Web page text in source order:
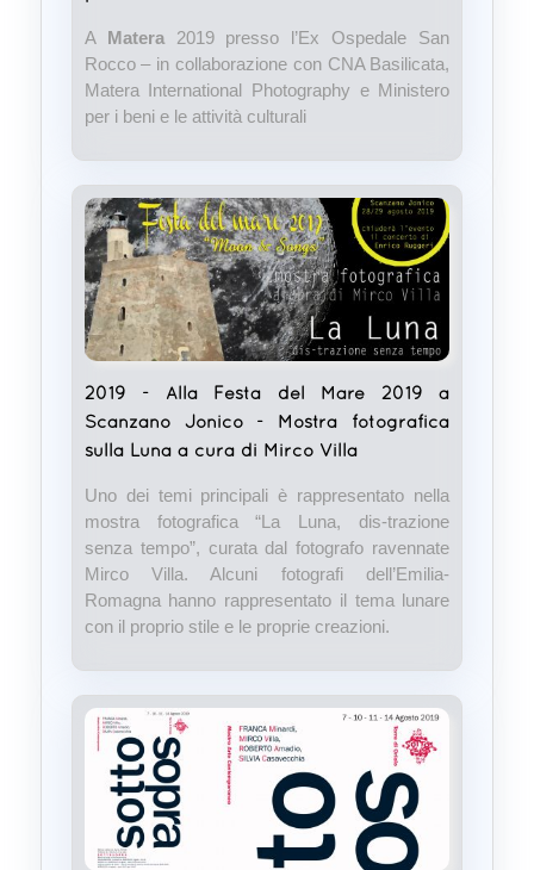
A Matera 2019 presso l’Ex Ospedale San
Rocco – in collaborazione con CNA Basilicata,
Matera International Photography e Ministero
per i beni e le attività culturali
2019 - Alla Festa del Mare 2019 a
Scanzano Jonico - Mostra fotografica
sulla Luna a cura di Mirco Villa
Uno dei temi principali è rappresentato nella
mostra fotografica “La Luna, dis-trazione
senza tempo”, curata dal fotografo ravennate
Mirco Villa. Alcuni fotografi dell’Emilia-
Romagna hanno rappresentato il tema lunare
con il proprio stile e le proprie creazioni.